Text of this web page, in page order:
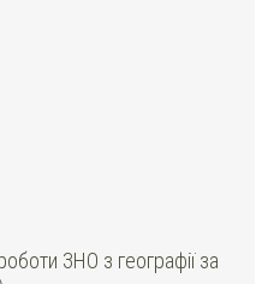
ЗНО з географії за